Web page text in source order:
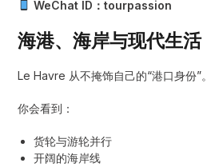
WeChat ID：tourpassion
海港、海岸与现代生活
Le Havre 从不掩饰自己的“港口身份”。
你会看到：
货轮与游轮并行
开阔的海岸线